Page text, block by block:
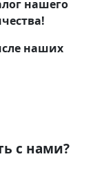
нашего
наших
с нами?